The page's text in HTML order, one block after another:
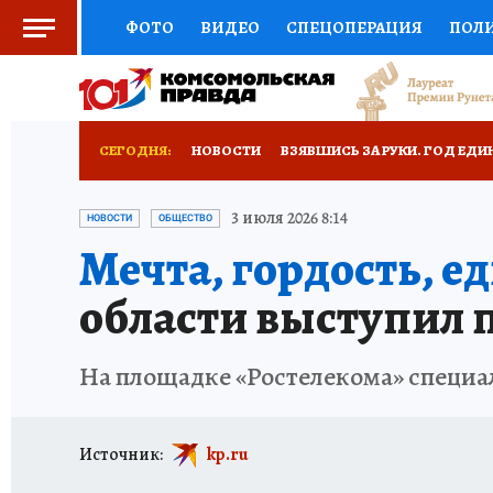
ФОТО ВИДЕО СПЕЦОПЕРАЦИЯ
СОЦПОДДЕРЖКА НАУКА СПОРТ
РАДИО КП РЕКЛАМА
СЕГОДНЯ: НОВОСТИ ВЗЯВШИСЬ ЗА РУКИ. ГОД
УКРАИНА: СВОДКА КП В МАХ
ЗАПОВЕДНАЯ РОССИЯ ПРОИСШЕСТВИЯ
НОВОСТИ ОБЩЕСТВО 3 июля 2026 8:14
Мечта, гордость,
области
На площадке «Ростелекома»
Источник: kp.ru